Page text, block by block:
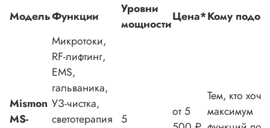
МодельФункции
Уровни
мощностиЦена*Кому
Mismon
MS-
Микротоки,
RF-лифтинг,
EMS,
гальваника,
УЗ-чистка,
светотерапия 5
от 5
Тем, кто хочет
максимум